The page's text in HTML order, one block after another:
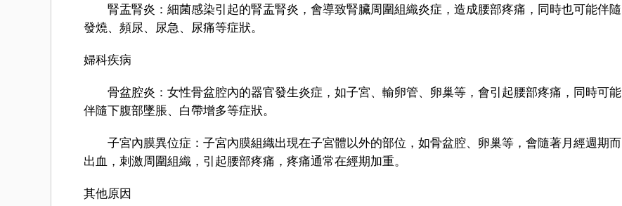
腎盂腎炎：細菌感染引起的腎盂腎炎，會導致腎臟周圍組織炎症，造成腰部疼痛，同時也可能伴隨
發燒、頻尿、尿急、尿痛等症狀。
婦科疾病
骨盆腔炎：女性骨盆腔內的器官發生炎症，如子宮、輸卵管、卵巢等，會引起腰部疼痛，同時可能
伴隨下腹部墜脹、白帶增多等症狀。
子宮內膜異位症：子宮內膜組織出現在子宮體以外的部位，如骨盆腔、卵巢等，會隨著月經週期而
出血，刺激周圍組織，引起腰部疼痛，疼痛通常在經期加重。
其他原因